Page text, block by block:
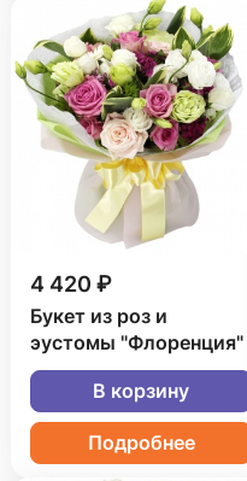
4 420 ₽
Букет из роз и
эустомы "Флоренция"
В корзину
Подробнее